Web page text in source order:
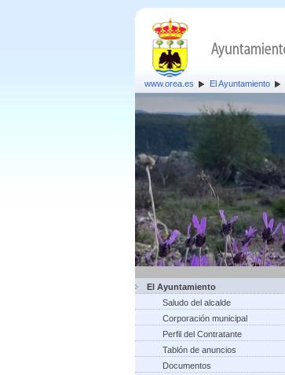
www.orea.es El Ayuntamiento
El Ayuntamiento
Saludo del alcalde
Corporación municipal
Perfil del Contratante
Tablón de anuncios
Documentos